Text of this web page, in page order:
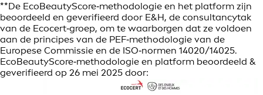
**De EcoBeautyScore‑methodologie en het platform zijn
beoordeeld en geverifieerd door E&H, de consultancytak
van de Ecocert‑groep, om te waarborgen dat ze voldoen
aan de principes van de PEF‑methodologie van de
Europese Commissie en de ISO‑normen 14020/14025.
EcoBeautyScore‑methodologie en platform beoordeeld &
geverifieerd op 26 mei 2025 door: